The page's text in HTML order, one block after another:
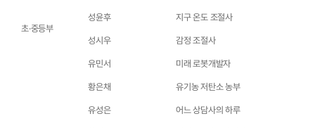
초·중등부
성윤후 지구 온도 조절사
성시우 감정 조절사
유민서 미래 로봇개발자
황은채 유기농 저탄소 농부
유성은 어느 상담사의 하루